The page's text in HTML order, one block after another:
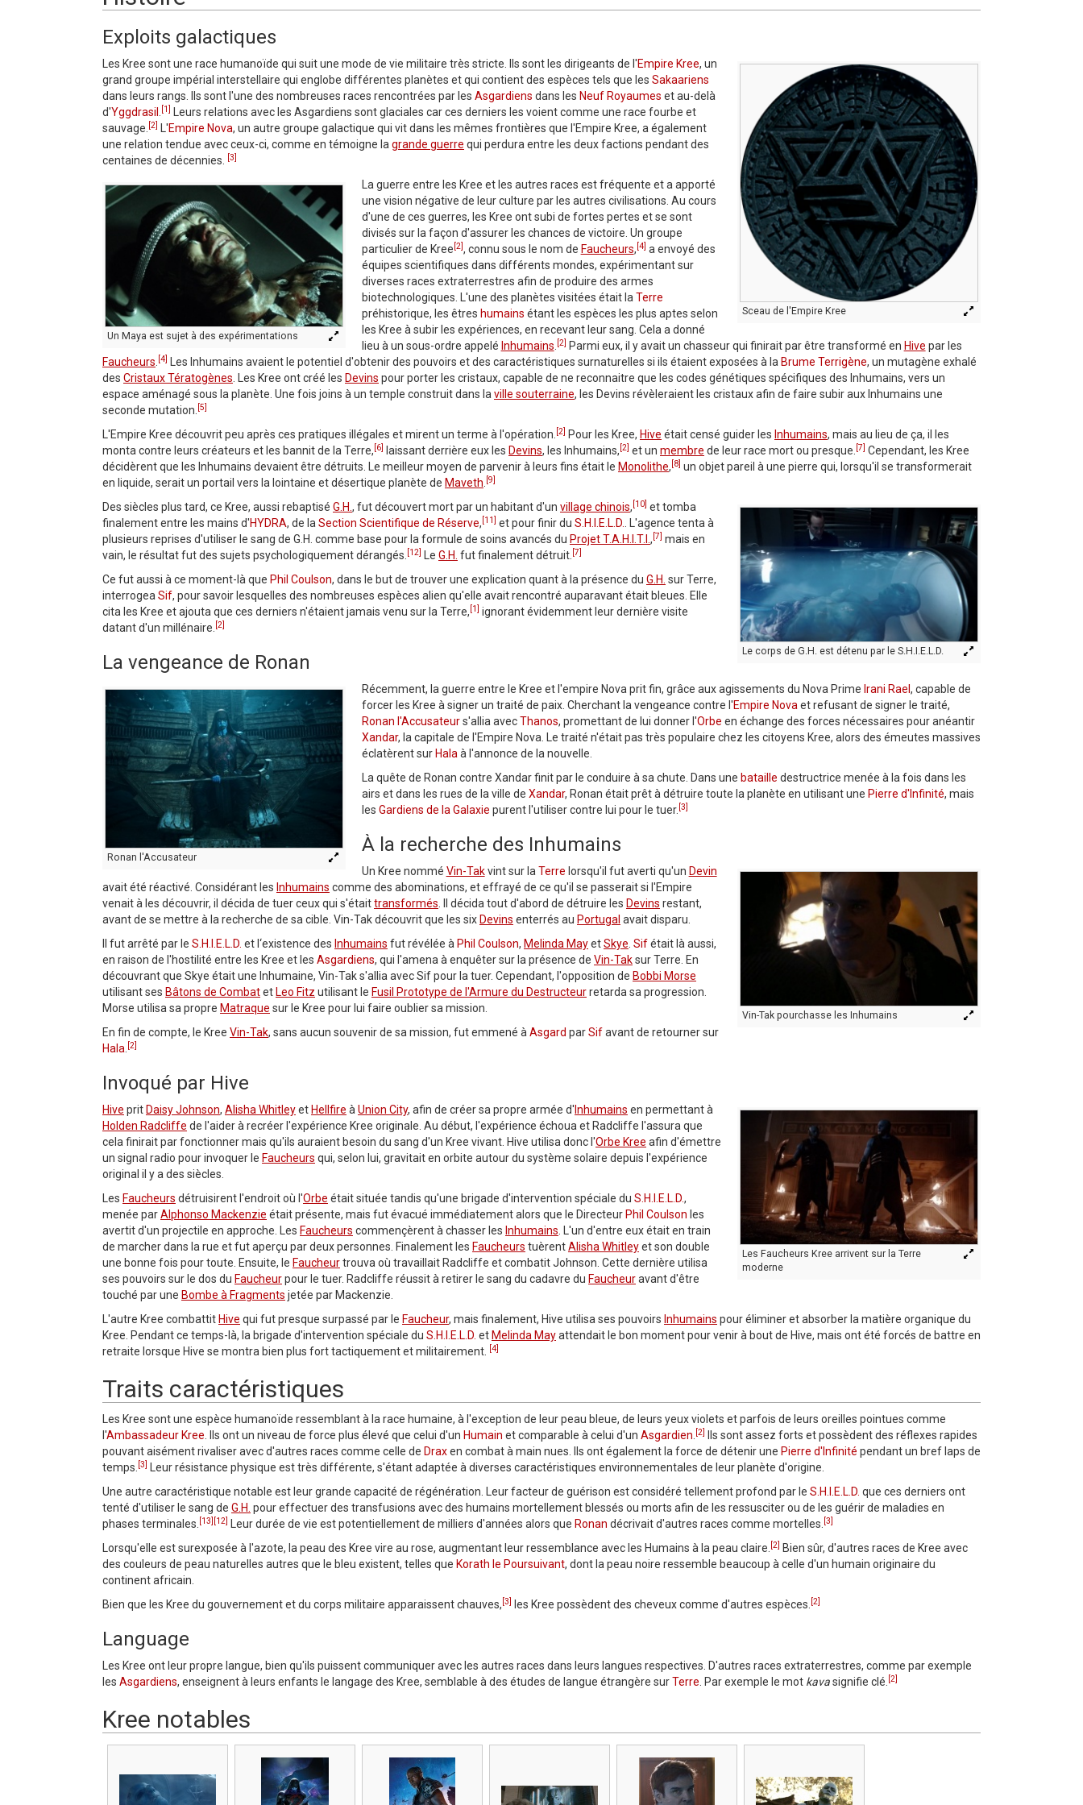
Exploits galactiques
Sceau de l'Empire Kree
Les Kree sont une race humanoïde qui suit une mode de vie militaire très stricte. Ils sont les dirigeants de l'Empire Kree, un
grand groupe impérial interstellaire qui englobe différentes planètes et qui contient des espèces tels que les Sakaariens
dans leurs rangs. Ils sont l'une des nombreuses races rencontrées par les Asgardiens dans les Neuf Royaumes et au-delà
d'Yggdrasil . [1]
Leurs relations avec les Asgardiens sont glaciales car ces derniers les voient comme une race fourbe et
sauvage. [2] L'Empire Nova, un autre groupe galactique qui vit dans les mêmes frontières que l'Empire Kree, a également
une relation tendue avec ceux-ci, comme en témoigne lagrande guerre qui perdura entre les deux factions pendant des
centaines de décennies. [3]
Un Maya est sujet à des expérimentations
La guerre entre les Kree et les autres races est fréquente et a apporté
une vision négative de leur culture par les autres civilisations. Au cours
d'une de ces guerres, les Kree ont subi de fortes pertes et se sont
divisés sur la façon d'assurer les chances de victoire. Un groupe
particulier de Kree [2] , connu sous le nom de Faucheurs, [4] a envoyé des
équipes scientifiques dans différents mondes, expérimentant sur
diverses races extraterrestres afin de produire des armes
biotechnologiques. L'une des planètes visitées était laTerre
préhistorique, les êtres humains étant les espèces les plus aptes selon
les Kree à subir les expériences, en recevant leur sang. Cela a donné
lieu à un sous-ordre appelé Inhumains. [2] Parmi eux, il y avait un chasseur qui finirait par être transformé en Hive par les
Faucheurs. [4] Les Inhumains avaient le potentiel d'obtenir des pouvoirs et des caractéristiques surnaturelles si ils étaient exposées à la Brume Terrigène, un mutagène exhalé
des Cristaux Tératogènes. Les Kree ont créé les Devins pour porter les cristaux, capable de ne reconnaitre que les codes génétiques spécifiques des Inhumains, vers un
espace aménagé sous la planète. Une fois joins à un temple construit dans laville souterraine, les Devins révèleraient les cristaux afin de faire subir aux Inhumains une
seconde mutation. [5]
L'Empire Kree découvrit peu après ces pratiques illégales et mirent un terme à l'opération. [2] Pour les Kree, Hive était censé guider les Inhumains, mais au lieu de ça, il les
monta contre leurs créateurs et les bannit de la Terre, [6] laissant derrière eux les Devins, les Inhumains, [2] et un membre de leur race mort ou presque. [7] Cependant, les Kree
décidèrent que les Inhumains devaient être détruits. Le meilleur moyen de parvenir à leurs fins était le Monolithe, [8] un objet pareil à une pierre qui, lorsqu'il se transformerait
en liquide, serait un portail vers la lointaine et désertique planète de Maveth. [9]
Le corps de G.H. est détenu par le S.H.I.E.L.D.
Des siècles plus tard, ce Kree, aussi rebaptisé G.H., fut découvert mort par un habitant d'un village chinois, [10] et tomba
finalement entre les mains d'HYDRA, de laSection Scientifique de Réserve, [11] et pour finir du S.H.I.E.L.D.. L'agence tenta à
plusieurs reprises d'utiliser le sang de G.H. comme base pour la formule de soins avancés du Projet T.A.H.I.T.I., [7] mais en
vain, le résultat fut des sujets psychologiquement dérangés. [12] Le G.H. fut finalement détruit. [7]
Ce fut aussi à ce moment-là que Phil Coulson, dans le but de trouver une explication quant à la présence du G.H. sur Terre,
interrogeaSif, pour savoir lesquelles des nombreuses espèces alien qu'elle avait rencontré auparavant était bleues. Elle
cita les Kree et ajouta que ces derniers n'étaient jamais venu sur la Terre, [1]
ignorant évidemment leur dernière visite
datant d'un millénaire. [2]
La vengeance de Ronan
Ronan l'Accusateur
Récemment, la guerre entre le Kree et l'empire Nova prit fin, grâce aux agissements du Nova Prime Irani Rael , capable de
forcer les Kree à signer un traité de paix. Cherchant la vengeance contre l'Empire Novaet refusant de signer le traité,
Ronan l'Accusateurs'allia avecThanos, promettant de lui donner l'Orbe en échange des forces nécessaires pour anéantir
Xandar, la capitale de l'Empire Nova. Le traité n'était pas très populaire chez les citoyens Kree, alors des émeutes massives
éclatèrent sur Halaà l'annonce de la nouvelle.
La quête de Ronan contre Xandar finit par le conduire à sa chute. Dans une bataille destructrice menée à la fois dans les
airs et dans les rues de la ville de Xandar, Ronan était prêt à détruire toute la planète en utilisant une Pierre d'Infinité, mais
les Gardiens de la Galaxie purent l'utiliser contre lui pour le tuer. [3]
À la recherche des Inhumains
Vin-Tak pourchasse les Inhumains
Un Kree nommé Vin-Takvint sur laTerre lorsqu'il fut averti qu'un Devin
avait été réactivé. Considérant les Inhumains comme des abominations, et effrayé de ce qu'il se passerait si l'Empire
venait à les découvrir, il décida de tuer ceux qui s'étaittransformés. Il décida tout d'abord de détruire les Devins restant,
avant de se mettre à la recherche de sa cible. Vin-Tak découvrit que les six Devins enterrés au Portugal avait disparu.
Il fut arrêté par le S.H.I.E.L.D. et l‘existence des Inhumains fut révélée à Phil Coulson, Melinda MayetSkye. Sifétait là aussi,
en raison de l'hostilité entre les Kree et les Asgardiens, qui l'amena à enquêter sur la présence de Vin-Taksur Terre. En
découvrant que Skye était une Inhumaine, Vin-Tak s'allia avec Sif pour la tuer. Cependant, l'opposition de Bobbi Morse
utilisant ses Bâtons de Combatet Leo Fitz utilisant le Fusil Prototype de l'Armure du Destructeurretarda sa progression.
Morse utilisa sa propre Matraque sur le Kree pour lui faire oublier sa mission.
En fin de compte, le Kree Vin-Tak, sans aucun souvenir de sa mission, fut emmené àAsgard parSifavant de retourner sur
Hala. [2]
Invoqué par Hive
Les Faucheurs Kree arrivent sur la Terre
moderne
Hive prit Daisy Johnson, Alisha Whitleyet Hellfire àUnion City, afin de créer sa propre armée d' Inhumains en permettant à
Holden Radcliffe de l'aider à recréer l'expérience Kree originale. Au début, l'expérience échoua et Radcliffe l'assura que
cela finirait par fonctionner mais qu'ils auraient besoin du sang d'un Kree vivant. Hive utilisa donc l'Orbe Kree afin d'émettre
un signal radio pour invoquer le Faucheurs qui, selon lui, gravitait en orbite autour du système solaire depuis l'expérience
original il y a des siècles.
Les Faucheurs détruisirent l'endroit où l'Orbe était située tandis qu'une brigade d'intervention spéciale du S.H.I.E.L.D.,
menée parAlphonso Mackenzie était présente, mais fut évacué immédiatement alors que le Directeur Phil Coulson les
avertit d'un projectile en approche. Les Faucheurs commençèrent à chasser les Inhumains. L'un d'entre eux était en train
de marcher dans la rue et fut aperçu par deux personnes. Finalement les Faucheurs tuèrentAlisha Whitleyet son double
une bonne fois pour toute. Ensuite, le Faucheurtrouva où travaillait Radcliffe et combatit Johnson. Cette dernière utilisa
ses pouvoirs sur le dos du Faucheurpour le tuer. Radcliffe réussit à retirer le sang du cadavre du Faucheuravant d'être
touché par une Bombe à Fragments jetée par Mackenzie.
L'autre Kree combattit Hive qui fut presque surpassé par le Faucheur, mais finalement, Hive utilisa ses pouvoirs Inhumains pour éliminer et absorber la matière organique du
Kree. Pendant ce temps-là, la brigade d'intervention spéciale du S.H.I.E.L.D. et Melinda Mayattendait le bon moment pour venir à bout de Hive, mais ont été forcés de battre en
retraite lorsque Hive se montra bien plus fort tactiquement et militairement. [4]
Traits caractéristiques
Les Kree sont une espèce humanoïde ressemblant à la race humaine, à l'exception de leur peau bleue, de leurs yeux violets et parfois de leurs oreilles pointues comme
l'Ambassadeur Kree. Ils ont un niveau de force plus élevé que celui d'un Humain et comparable à celui d'un Asgardien. [2]
Ils sont assez forts et possèdent des réflexes rapides
pouvant aisément rivaliser avec d'autres races comme celle de Draxen combat à main nues. Ils ont également la force de détenir une Pierre d'Infinité pendant un bref laps de
temps. [3]
Leur résistance physique est très différente, s'étant adaptée à diverses caractéristiques environnementales de leur planète d'origine.
Une autre caractéristique notable est leur grande capacité de régénération. Leur facteur de guérison est considéré tellement profond par le S.H.I.E.L.D. que ces derniers ont
tenté d'utiliser le sang de G.H. pour effectuer des transfusions avec des humains mortellement blessés ou morts afin de les ressusciter ou de les guérir de maladies en
phases terminales. [13] [12] Leur durée de vie est potentiellement de milliers d'années alors que Ronan décrivait d'autres races comme mortelles. [3]
Lorsqu'elle est surexposée à l'azote, la peau des Kree vire au rose, augmentant leur ressemblance avec les Humains à la peau claire. [2]
Bien sûr, d'autres races de Kree avec
des couleurs de peau naturelles autres que le bleu existent, telles que Korath le Poursuivant, dont la peau noire ressemble beaucoup à celle d'un humain originaire du
continent africain.
Bien que les Kree du gouvernement et du corps militaire apparaissent chauves, [3] les Kree possèdent des cheveux comme d'autres espèces. [2]
Language
Les Kree ont leur propre langue, bien qu'ils puissent communiquer avec les autres races dans leurs langues respectives. D'autres races extraterrestres, comme par exemple
les Asgardiens, enseignent à leurs enfants le langage des Kree, semblable à des études de langue étrangère surTerre. Par exemple le mot kavasignifie clé. [2]
Kree notables